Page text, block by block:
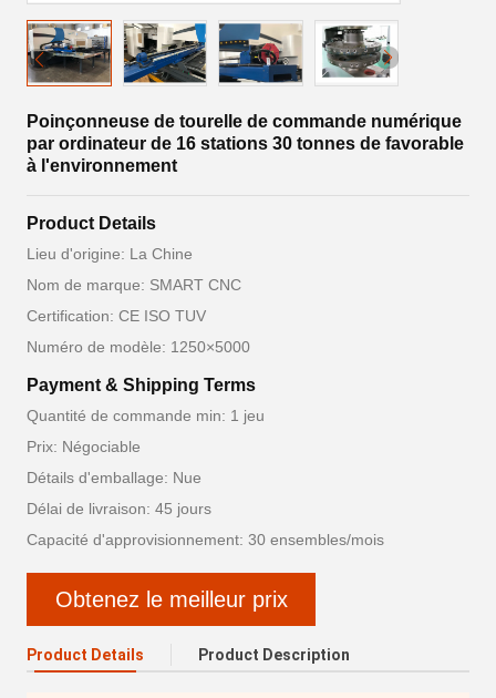
Poinçonneuse de tourelle de commande numérique
par ordinateur de 16 stations 30 tonnes de favorable
à l'environnement
Product Details
Lieu d'origine: La Chine
Nom de marque: SMART CNC
Certification: CE ISO TUV
Numéro de modèle: 1250×5000
Payment & Shipping Terms
Quantité de commande min: 1 jeu
Prix: Négociable
Détails d'emballage: Nue
Délai de livraison: 45 jours
Capacité d'approvisionnement: 30 ensembles/mois
Obtenez le meilleur prix
Product Details Product Description